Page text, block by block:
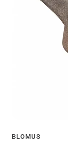
BLOMUS